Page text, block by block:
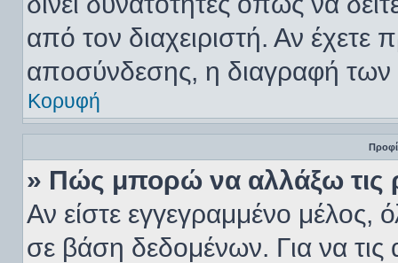
από τον διαχειριστή. Αν
αποσύνδεσης, η διαγραφή
Κορυφή
» Πώς μπορώ να αλλάξω τις
Αν είστε εγγεγραμμένο μέλος,
σε βάση δεδομένων. Για να τις